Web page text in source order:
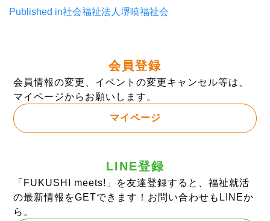
投
ビ
ゲ
ー
ン
Published in社会福祉法人堺暁福祉会
会員登録
会員情報の変更、イベントの変更キャンセル等は、
マイページからお願いします。
マイページ
LINE登録
「FUKUSHI meets!」を友達登録すると、福祉就活
の最新情報をGETできます！お問い合わせもLINEか
ら。